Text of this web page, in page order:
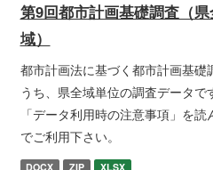
第9回都市計画基礎調査（県
域）
都市計画法に基づく都市計画基礎
うち、県全域単位の調査データで
「データ利用時の注意事項」を読
でご利用下さい。
DOCX ZIP XLSX